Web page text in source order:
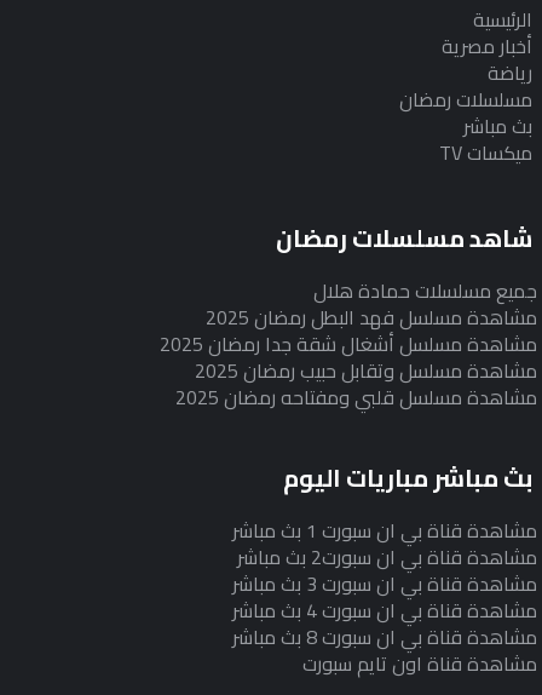
الرئيسية
أخبار مصرية
رياضة
مسلسلات رمضان
بث مباشر
ميكسات TV
شاهد مسلسلات رمضان
جميع مسلسلات حمادة هلال
مشاهدة مسلسل فهد البطل رمضان 2025
مشاهدة مسلسل أشغال شقة جدا رمضان 2025
مشاهدة مسلسل وتقابل حبيب رمضان 2025
مشاهدة مسلسل قلبي ومفتاحه رمضان 2025
بث مباشر مباريات اليوم
مشاهدة قناة بي ان سبورت 1 بث مباشر
مشاهدة قناة بي ان سبورت2 بث مباشر
مشاهدة قناة بي ان سبورت 3 بث مباشر
مشاهدة قناة بي ان سبورت 4 بث مباشر
مشاهدة قناة بي ان سبورت 8 بث مباشر
مشاهدة قناة اون تايم سبورت